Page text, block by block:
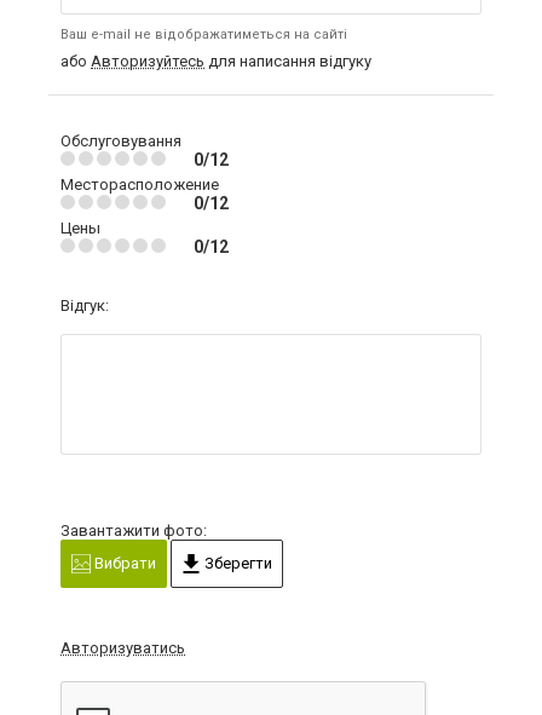
Ваш e-mail не відображатиметься на сайті
або Авторизуйтесь для написання відгуку
Обслуговування
0/12
Месторасположение
0/12
Цены
0/12
Відгук:
Завантажити фото:
Вибрати
Зберегти
Авторизуватись